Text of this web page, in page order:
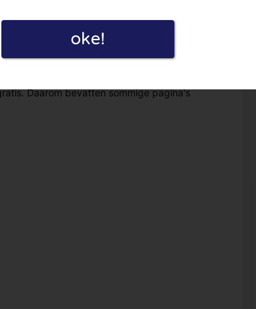
te plaatsen. Ik verklaar ook dat ik een
Daarom bevatten sommige pagina's
oke!